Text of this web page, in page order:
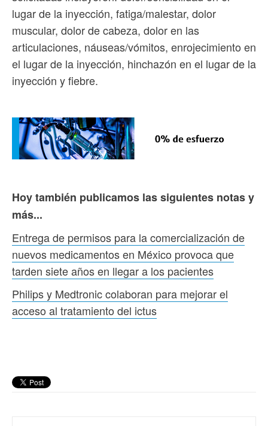
lugar de la inyección, fatiga/malestar, dolor
muscular, dolor de cabeza, dolor en las
articulaciones, náuseas/vómitos, enrojecimiento en
el lugar de la inyección, hinchazón en el lugar de la
inyección y fiebre.
Hoy también publicamos las siguientes notas y
más...
Entrega de permisos para la comercialización de
nuevos medicamentos en México provoca que
tarden siete años en llegar a los pacientes
Philips y Medtronic colaboran para mejorar el
acceso al tratamiento del ictus